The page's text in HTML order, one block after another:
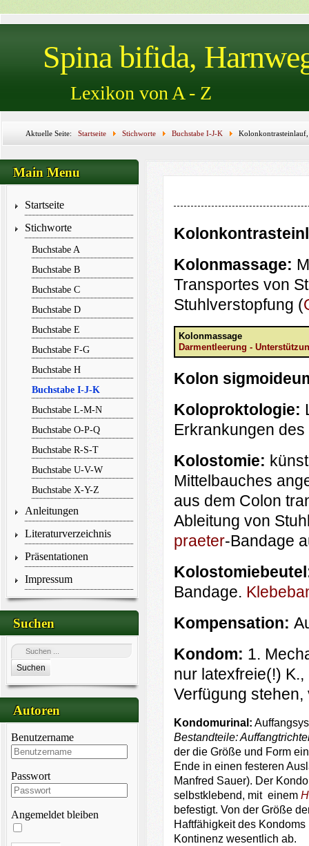
Spina bifida,
Lexikon von A - Z
Aktuelle Seite: Startseite Stichworte Buchstabe I-J-K
Koloproktologie, Kolostomie, Kolostomiebeutel, Kompensation, Kondom,
Main Menu
Startseite
Stichworte
Buchstabe A
Buchstabe B
Buchstabe C
Buchstabe D
Buchstabe E
Buchstabe F-G
Buchstabe H
Buchstabe I-J-K
Buchstabe L-M-N
Buchstabe O-P-Q
Buchstabe R-S-T
Buchstabe U-V-W
Buchstabe X-Y-Z
Anleitungen
Literaturverzeichnis
Präsentationen
Impressum
Suchen
Suchen
Autoren
Benutzername
Passwort
Angemeldet bleiben
Kolonmassage:
Transportes von
Stuhlverstopfung (
Kolonmassage
Darmentleerung -
Kolon
Koloproktologie:
Erkrankungen des
Kolostomie:
Mittelbauches
aus dem Colon
Ableitung von
praeter-Bandage
Bandage.
Kompensation:
Kondom: 1.
nur latexfreie(!)
Verfügung
Kondomurinal:
Bestandteile:
der die Größe und Form
Ende in einen festeren
Manfred Sauer). Der
selbstklebend, mit einem
befestigt. Von der Größe
Haftfähigkeit des
Kontinenz wesentlich ab.